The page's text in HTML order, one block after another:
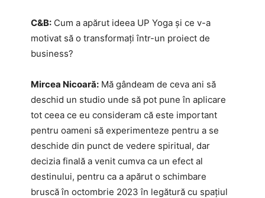
C&B: Cum a apărut ideea UP Yoga și ce v-a
motivat să o transformați într-un proiect de
business?
Mircea Nicoară: Mă gândeam de ceva ani să
deschid un studio unde să pot pune în aplicare
tot ceea ce eu consideram că este important
pentru oameni să experimenteze pentru a se
deschide din punct de vedere spiritual, dar
decizia finală a venit cumva ca un efect al
destinului, pentru ca a apărut o schimbare
bruscă în octombrie 2023 în legătură cu spațiul